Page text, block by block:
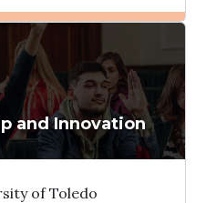
Ghi danh
Tham vấn Interlink
and Innovation
of Toledo